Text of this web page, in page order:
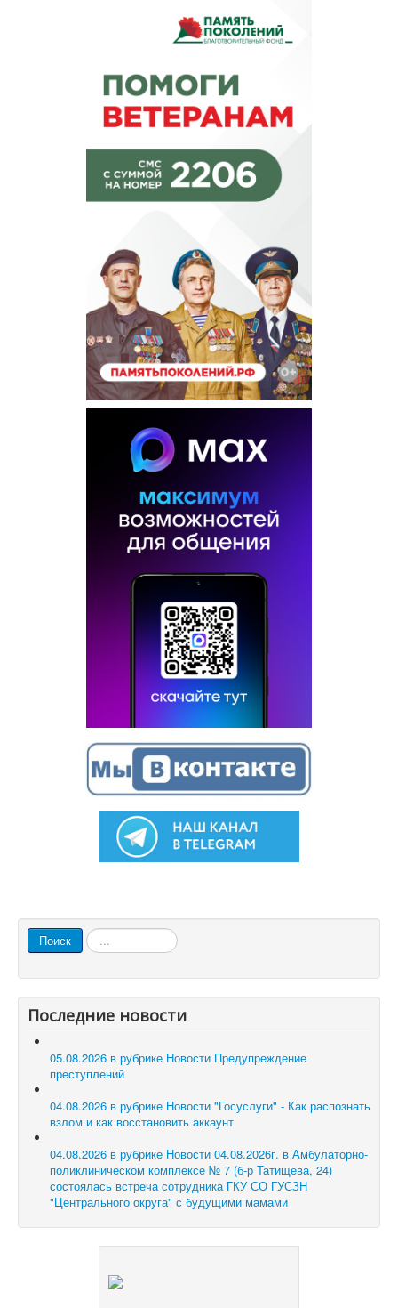
Поиск Искать...
Последние новости
05.08.2026 в рубрике Новости Предупреждение
преступлений
04.08.2026 в рубрике Новости "Госуслуги" - Как распознать
взлом и как восстановить аккаунт
04.08.2026 в рубрике Новости 04.08.2026г. в Амбулаторно-
поликлиническом комплексе № 7 (б-р Татищева, 24)
состоялась встреча сотрудника ГКУ СО ГУСЗН
"Центрального округа" с будущими мамами